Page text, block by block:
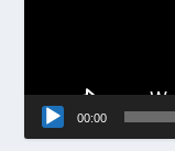
00:00